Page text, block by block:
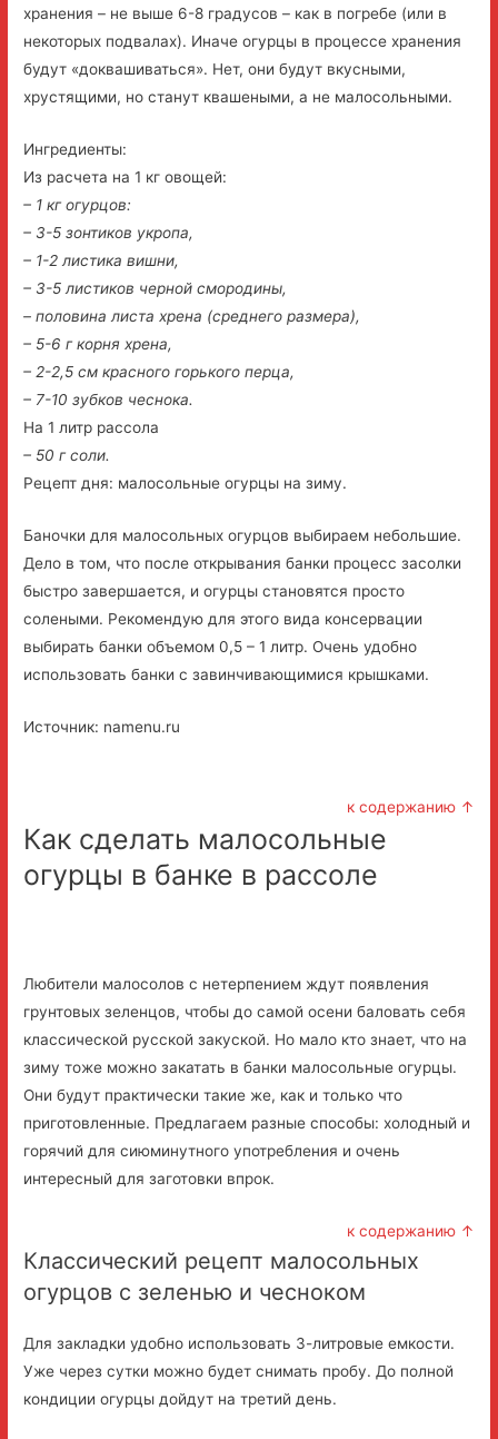
хранения – не выше 6-8 градусов – как в погребе (или в
некоторых подвалах). Иначе огурцы в процессе хранения
будут «доквашиваться». Нет, они будут вкусными,
хрустящими, но станут квашеными, а не малосольными.
Ингредиенты:
Из расчета на 1 кг овощей:
– 1 кг огурцов:
– 3-5 зонтиков укропа,
– 1-2 листика вишни,
– 3-5 листиков черной смородины,
– половина листа хрена (среднего размера),
– 5-6 г корня хрена,
– 2-2,5 см красного горького перца,
– 7-10 зубков чеснока.
На 1 литр рассола
– 50 г соли.
Рецепт дня: малосольные огурцы на зиму.
Баночки для малосольных огурцов выбираем небольшие.
Дело в том, что после открывания банки процесс засолки
быстро завершается, и огурцы становятся просто
солеными. Рекомендую для этого вида консервации
выбирать банки объемом 0,5 – 1 литр. Очень удобно
использовать банки с завинчивающимися крышками.
Источник: namenu.ru
к содержанию ↑
Как сделать малосольные
огурцы в банке в рассоле
Любители малосолов с нетерпением ждут появления
грунтовых зеленцов, чтобы до самой осени баловать себя
классической русской закуской. Но мало кто знает, что на
зиму тоже можно закатать в банки малосольные огурцы.
Они будут практически такие же, как и только что
приготовленные. Предлагаем разные способы: холодный и
горячий для сиюминутного употребления и очень
интересный для заготовки впрок.
к содержанию ↑
Классический рецепт малосольных
огурцов с зеленью и чесноком
Для закладки удобно использовать 3-литровые емкости.
Уже через сутки можно будет снимать пробу. До полной
кондиции огурцы дойдут на третий день.